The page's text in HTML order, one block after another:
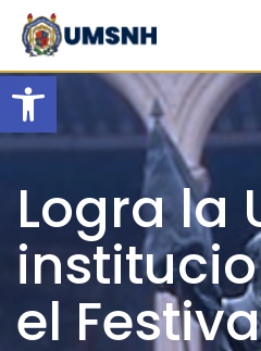
Open toolbar
Skip
content
Logra la
el